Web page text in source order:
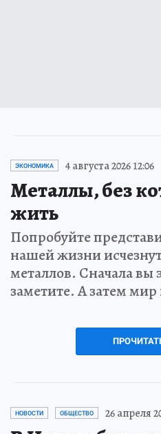
ЭКОНОМИКА 4 августа 2026 12:06
Металлы, без
жить
Попробуйте
нашей жизни
металлов. Сначала вы
заметите. А затем
НОВОСТИ ОБЩЕСТВО 26 апреля